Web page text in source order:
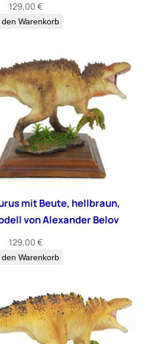
129,00 €
den Warenkorb
mit Beute, hellbraun,
von Alexander Belov
129,00 €
den Warenkorb